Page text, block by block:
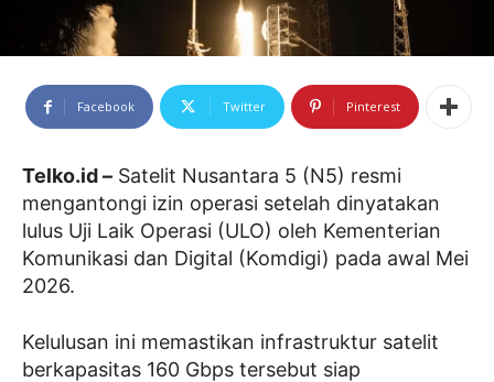
Facebook Twitter Pinterest
Telko.id – Satelit Nusantara 5 (N5) resmi
mengantongi izin operasi setelah dinyatakan
lulus Uji Laik Operasi (ULO) oleh Kementerian
Komunikasi dan Digital (Komdigi) pada awal Mei
2026.
Kelulusan ini memastikan infrastruktur satelit
berkapasitas 160 Gbps tersebut siap